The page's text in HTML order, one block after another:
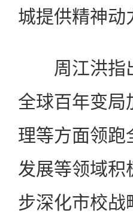
城提供精神动
周江洪指出
全球百年变局
理等方面领跑
发展等领域积
步深化市校战